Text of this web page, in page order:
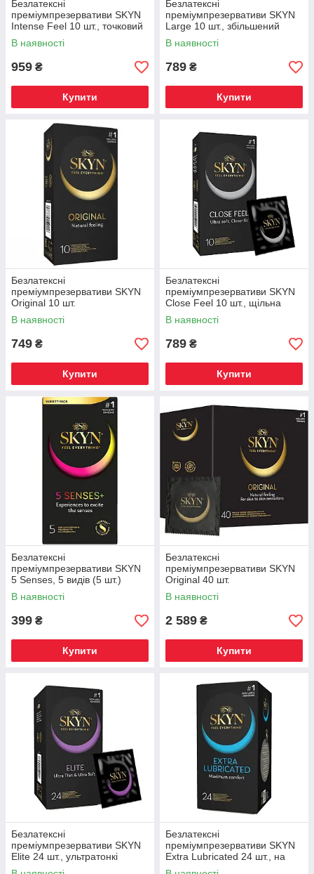
Безлатексні
преміумпрезервативи SKYN
Intense Feel 10 шт., точковий
рельєф
В наявності
959 ₴
Купити
Безлатексні
преміумпрезервативи SKYN
Large 10 шт., збільшений
розмір
В наявності
789 ₴
Купити
Безлатексні
преміумпрезервативи SKYN
Original 10 шт.
В наявності
749 ₴
Купити
Безлатексні
преміумпрезервативи SKYN
Close Feel 10 шт., щільна
посадка
В наявності
789 ₴
Купити
Безлатексні
преміумпрезервативи SKYN
5 Senses, 5 видів (5 шт.)
В наявності
399 ₴
Купити
Безлатексні
преміумпрезервативи SKYN
Original 40 шт.
В наявності
2 589 ₴
Купити
Безлатексні
преміумпрезервативи SKYN
Elite 24 шт., ультратонкі
Безлатексні
преміумпрезервативи SKYN
Extra Lubricated 24 шт., на
40% більше мастила